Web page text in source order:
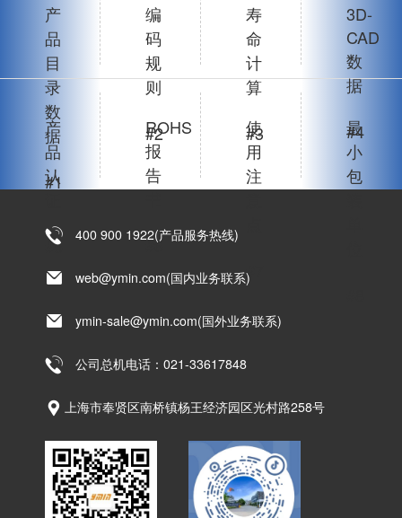
产
品
目
录
数
据
#1
编
码
规
则
#2
寿
命
计
算
#3
3D-
CAD
数
据
#4
产
品
认
#5
ROHS
报
告
#6
使
用
注
#7
最
小
包
400 900 1922(产品服务热线)
web@ymin.com(国内业务联系)
ymin-sale@ymin.com(国外业务联系)
公司总机电话：021-33617848
上海市奉贤区南桥镇杨王经济园区光村路258号